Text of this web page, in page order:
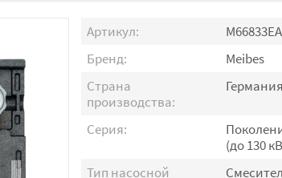
Артикул:
Бренд:
Meibes
Страна
производства:
Германия
Серия:
(до 130
Тип насосной